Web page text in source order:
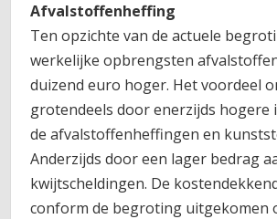
Afvalstoffenheffing
Ten opzichte van de actuele
werkelijke opbrengsten
duizend euro hoger. Het voordeel
grotendeels door enerzijds hogere
de afvalstoffenheffingen en
Anderzijds door een lager bedrag
kwijtscheldingen. De
conform de begroting uitgekomen